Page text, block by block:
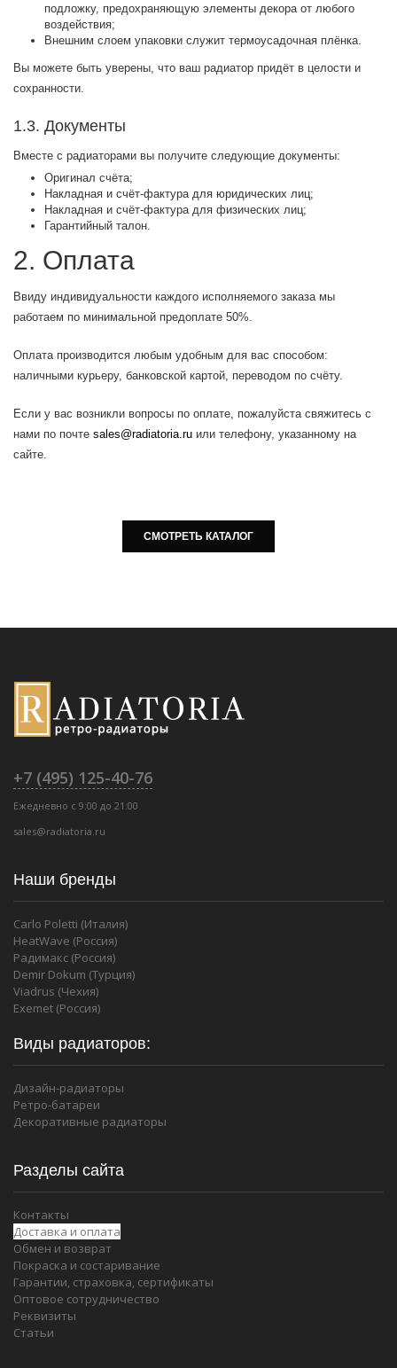
подложку, предохраняющую элементы декора от любого
воздействия;
Внешним слоем упаковки служит термоусадочная плёнка.
Вы можете быть уверены, что ваш радиатор придёт в целости и
сохранности.
1.3. Документы
Вместе с радиаторами вы получите следующие документы:
Оригинал счёта;
Накладная и счёт-фактура для юридических лиц;
Накладная и счёт-фактура для физических лиц;
Гарантийный талон.
2. Оплата
Ввиду индивидуальности каждого исполняемого заказа мы
работаем по минимальной предоплате 50%.
Оплата производится любым удобным для вас способом:
наличными курьеру, банковской картой, переводом по счёту.
Если у вас возникли вопросы по оплате, пожалуйста свяжитесь с
нами по почте sales@radiatoria.ru или телефону, указанному на
сайте.
СМОТРЕТЬ КАТАЛОГ
+7 (495) 125-40-76
Ежедневно с 9:00 до 21:00
sales@radiatoria.ru
Наши бренды
Carlo Poletti (Италия)
HeatWave (Россия)
Радимакс (Россия)
Demir Dokum (Турция)
Viadrus (Чехия)
Exemet (Россия)
Виды радиаторов:
Дизайн-радиаторы
Ретро-батареи
Декоративные радиаторы
Разделы сайта
Контакты
Доставка и оплата
Обмен и возврат
Покраска и состаривание
Гарантии, страховка, сертификаты
Оптовое сотрудничество
Реквизиты
Статьи